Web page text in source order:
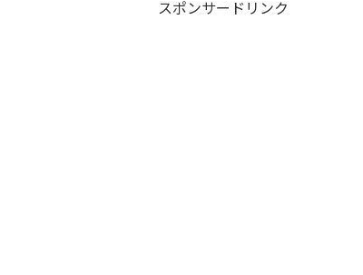
スポンサードリンク